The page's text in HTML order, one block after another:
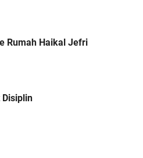
Rumah Haikal Jefri